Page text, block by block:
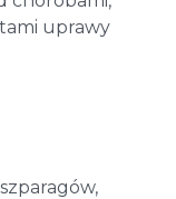
uprawy